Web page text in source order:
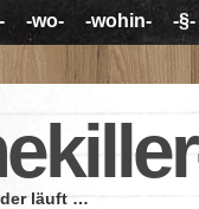
-wo- -wohin- -§-
läuft …